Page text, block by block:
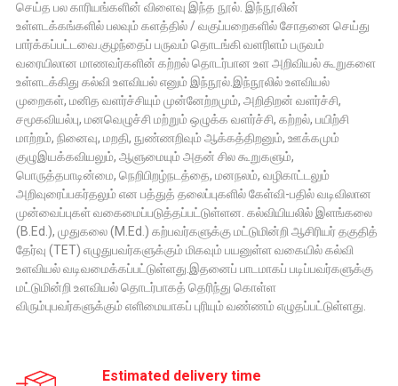
செய்த பல காரியங்களின் விளைவு இந்த நூல். இந்நூலின்
உள்ளடக்கங்களில் பலவும் களத்தில் / வகுப்பறைகளில் சோதனை செய்து
பார்க்கப்பட்டவை.குழந்தைப் பருவம் தொடங்கி வளரிளம் பருவம்
வரையிலான மாணவர்களின் கற்றல் தொடர்பான உள அறிவியல் கூறுகளை
உள்ளடக்கிது கல்வி உளவியல் எனும் இந்நூல்.இந்நூலில் உளவியல்
முறைகள், மனித வளர்ச்சியும் முன்னேற்றமும், அறிதிறன் வளர்ச்சி,
சமூகவியல்பு, மனவெழுச்சி மற்றும் ஒழுக்க வளர்ச்சி, கற்றல், பயிற்சி
மாற்றம், நினைவு, மறதி, நுண்ணறிவும் ஆக்கத்திறனும், ஊக்கமும்
குழுஇயக்கவியலும், ஆளுமையும் அதன் சில கூறுகளும்,
பொருத்தபாடின்மை, நெறிபிறழ்நடத்தை, மனநலம், வழிகாட்டலும்
அறிவுரைப்பகர்தலும் என பத்துத் தலைப்புகளில் கேள்வி-பதில் வடிவிலான
முன்வைப்புகள் வகைமைப்படுத்தப்பட்டுள்ளன. கல்வியியலில் இளங்கலை
(B.Ed.), முதுகலை (M.Ed.) கற்பவர்களுக்கு மட்டுமின்றி ஆசிரியர் தகுதித்
தேர்வு (TET) எழுதுபவர்களுக்கும் மிகவும் பயனுள்ள வகையில் கல்வி
உளவியல் வடிவமைக்கப்பட்டுள்ளது.இதனைப் பாடமாகப் படிப்பவர்களுக்கு
மட்டுமின்றி உளவியல் தொடர்பாகத் தெரிந்து கொள்ள
விரும்புபவர்களுக்கும் எளிமையாகப் புரியும் வண்ணம் எழுதப்பட்டுள்ளது.
Estimated delivery time